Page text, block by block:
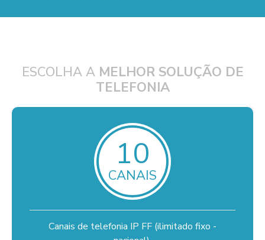
ESCOLHA A MELHOR SOLUÇÃO DE
TELEFONIA
10
CANAIS
Canais de telefonia IP FF (ilimitado fixo -